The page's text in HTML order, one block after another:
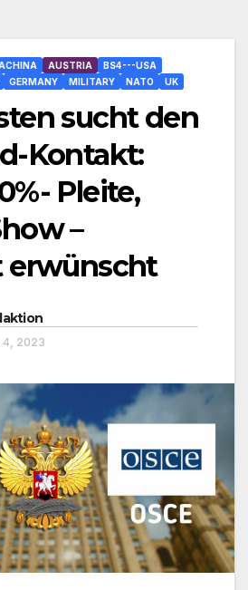
AUSTRIA
BS4---USA
GERMANY MILITARY NATO UK
sucht den
Kontakt:
Pleite,
–
erwünscht
4, 2023